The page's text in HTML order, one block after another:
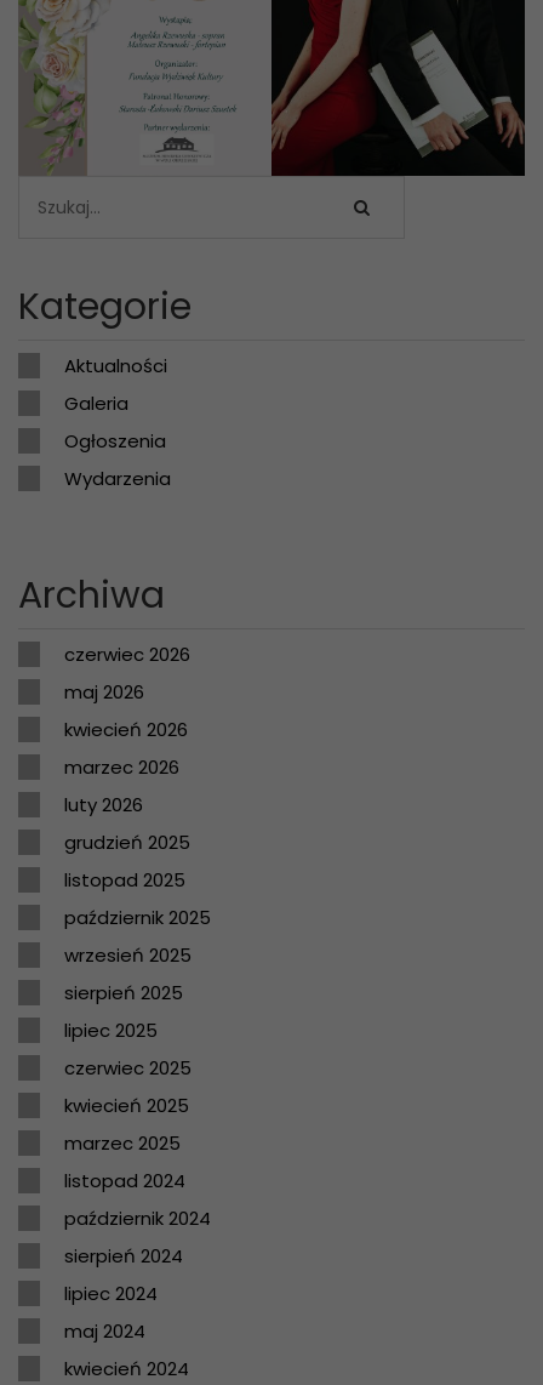
Kategorie
Aktualności
Galeria
Ogłoszenia
Wydarzenia
Archiwa
czerwiec 2026
maj 2026
kwiecień 2026
marzec 2026
luty 2026
grudzień 2025
listopad 2025
październik 2025
wrzesień 2025
sierpień 2025
lipiec 2025
czerwiec 2025
kwiecień 2025
marzec 2025
listopad 2024
październik 2024
sierpień 2024
lipiec 2024
maj 2024
kwiecień 2024